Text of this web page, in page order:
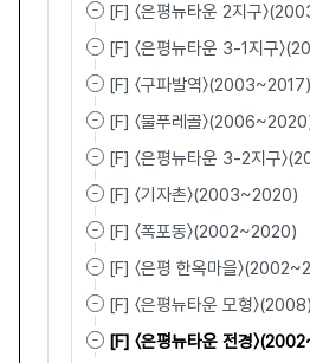
[F] 〈은평뉴타운 2지구〉
[F] 〈은평뉴타운 3-1지구〉
[F] 〈구파발역〉(2003~2017)
[F] 〈물푸레골〉
[F] 〈은평뉴타운 3-2지구〉
[F] 〈기자촌〉(2003~2020)
[F] 〈폭포동〉(2002~2020)
[F] 〈은평 한옥마을〉
[F] 〈은평뉴타운 모형〉(2008)
[F] 〈은평뉴타운 전경〉